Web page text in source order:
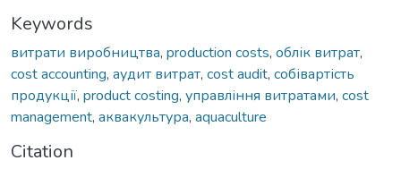
Keywords
витрати виробництва, production costs, облік витрат,
cost accounting, аудит витрат, cost audit, собівартість
продукції, product costing, управління витратами, cost
management, аквакультура, aquaculture
Citation